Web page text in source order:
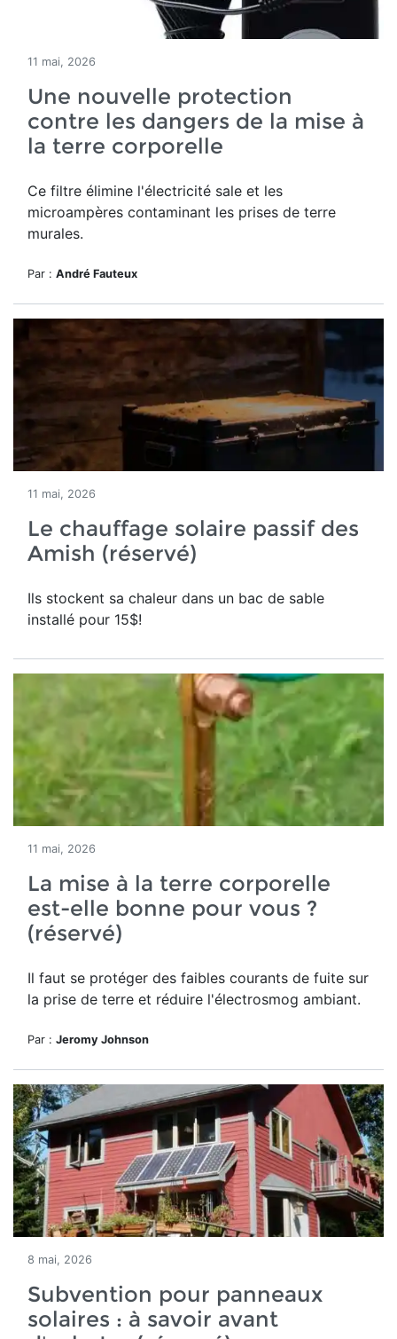
11 mai, 2026
Une nouvelle protection
contre les dangers de la mise à
la terre corporelle
Ce filtre élimine l'électricité sale et les
microampères contaminant les prises de terre
murales.
Par : André Fauteux
11 mai, 2026
Le chauffage solaire passif des
Amish (réservé)
Ils stockent sa chaleur dans un bac de sable
installé pour 15$!
11 mai, 2026
La mise à la terre corporelle
est-elle bonne pour vous ?
(réservé)
Il faut se protéger des faibles courants de fuite sur
la prise de terre et réduire l'électrosmog ambiant.
Par : Jeromy Johnson
8 mai, 2026
Subvention pour panneaux
solaires : à savoir avant